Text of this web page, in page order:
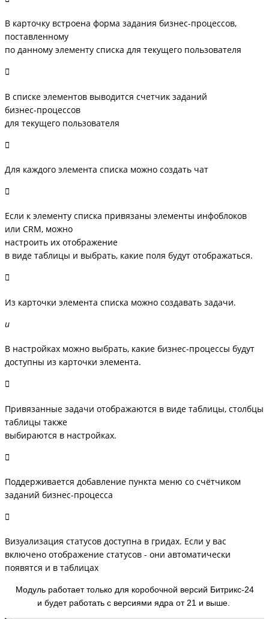
В карточку встроена форма задания бизнес-процессов,
поставленному
по данному элементу списка для текущего пользователя
В списке элементов выводится счетчик заданий
бизнес-процессов
для текущего пользователя
Для каждого элемента списка можно создать чат
Если к элементу списка привязаны элементы инфоблоков
или CRM, можно
настроить их отображение
в виде таблицы и выбрать, какие поля будут отображаться.
Из карточки элемента списка можно создавать задачи.
В настройках можно выбрать, какие бизнес-процессы будут
доступны из карточки элемента.
Привязанные задачи отображаются в виде таблицы, столбцы
таблицы также
выбираются в настройках.
Поддерживается добавление пункта меню со счётчиком
заданий бизнес-процесса
Визуализация статусов доступна в гридах. Если у вас
включено отображение статусов - они автоматически
появятся и в таблицах
Модуль работает только для коробочной версий Битрикс-24
и будет работать с версиями ядра от 21 и выше.